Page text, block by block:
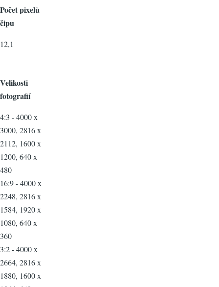
Počet pixelů
čipu
12,1
Velikosti
fotografií
4:3 - 4000 x
3000, 2816 x
2112, 1600 x
1200, 640 x
480
16:9 - 4000 x
2248, 2816 x
1584, 1920 x
1080, 640 x
360
3:2 - 4000 x
2664, 2816 x
1880, 1600 x